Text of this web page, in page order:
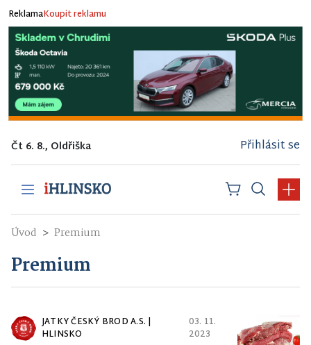
ReklamaKoupit reklamu
Čt 6. 8., Oldřiška Přihlásit se
Úvod Premium
Premium
JATKY ČESKÝ BROD A.S. |
HLINSKO
03. 11.
2023